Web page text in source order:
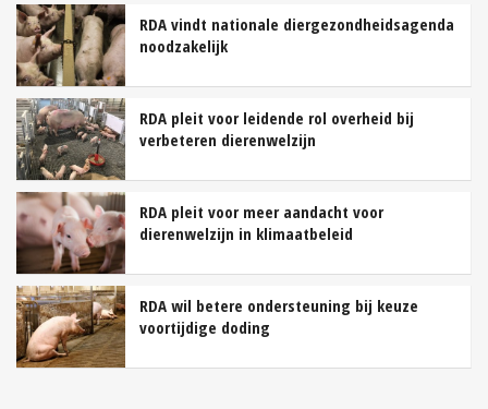
RDA vindt nationale diergezondheidsagenda
noodzakelijk
RDA pleit voor leidende rol overheid bij
verbeteren dierenwelzijn
RDA pleit voor meer aandacht voor
dierenwelzijn in klimaatbeleid
RDA wil betere ondersteuning bij keuze
voortijdige doding